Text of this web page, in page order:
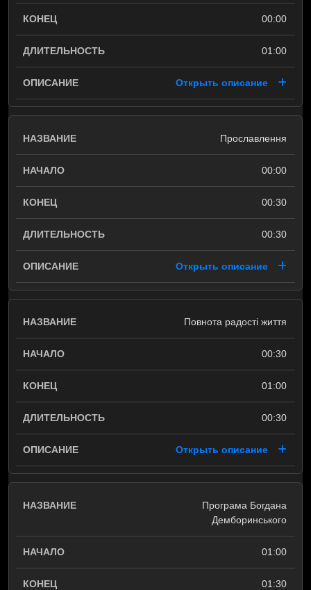
00:00
01:00
Открыть описание
Прославлення
00:00
00:30
00:30
Открыть описание
Повнота радості життя
00:30
01:00
00:30
Открыть описание
Програма Богдана
Демборинського
01:00
01:30